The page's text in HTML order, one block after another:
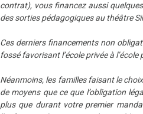
contrat), vous financez aussi
des sorties pédagogiques au théâtre
Ces derniers financements non
fossé favorisant l’école privée à l’école
Néanmoins, les familles faisant le
de moyens que ce que l’obligation
plus que durant votre premier